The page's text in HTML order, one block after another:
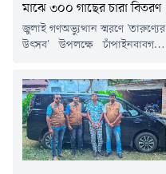
মাঝে ৩০০ গাছের চারা বিতরণ
জুলাই গণঅভ্যুত্থান স্মরণে 'তারুণ্যের
উৎসব' উপলক্ষে চাঁপাইনবাবগঞ্জে
ও ঔষধি গাছের চারা বিতরণ করা
হয়েছে।বৃহস্পতিবার (৬ আগস্ট)
সকালে সদর উপজেলার
বালিয়াডাঙ্গা ইউনিয়নের পলশা
বাজারে পলশা মহেষপুর পানি
ব্যবস্থাপনা সমবায় সমিতি